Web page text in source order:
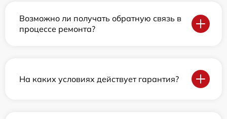
Возможно ли получать обратную связь в
процессе ремонта?
На каких условиях действует гарантия?